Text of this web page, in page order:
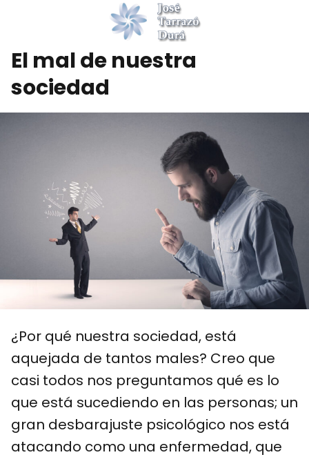
El mal de nuestra
sociedad
¿Por qué nuestra sociedad, está
aquejada de tantos males? Creo que
casi todos nos preguntamos qué es lo
que está sucediendo en las personas; un
gran desbarajuste psicológico nos está
atacando como una enfermedad, que